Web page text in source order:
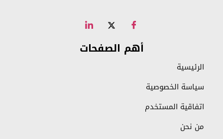
أهم الصفحات
الرئيسية
سياسة الخصوصية
اتفاقية المستخدم
من نحن